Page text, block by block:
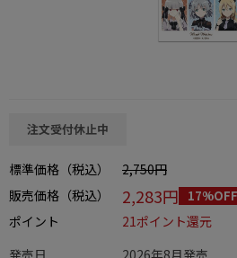
この商品をシェアする
注文受付休止中
標準価格（税込）
2,750円
販売価格（税込）
2,283円 17%OFF
ポイント
21ポイント還元
発売日
2026年8月発売